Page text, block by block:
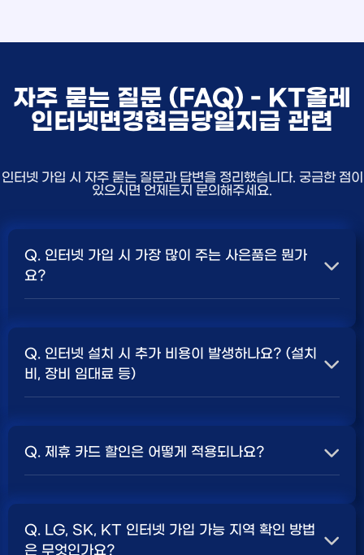
자주 묻는 질문 (FAQ) - KT올레
인터넷변경현금당일지급 관련
인터넷 가입 시 자주 묻는 질문과 답변을 정리했습니다. 궁금한 점이
있으시면 언제든지 문의해주세요.
Q. 인터넷 가입 시 가장 많이 주는 사은품은 뭔가
요?
보통 500Mbps 또는 1Gbps 인터넷을 TV와 결합하여
가입할 때현금 사은품
세요.
Q. 인터넷 설치 시 추가 비용이 발생하나요? (설치
비, 장비 임대료 등)
청구되는 경우가 많습니다. 다만, 인터넷 상품 및 프로모션
책 확인 필수.
Q. 제휴 카드 할인은 어떻게 적용되나요?
에서 일정 금액이 할인됩니다. 할인 금액과 조건은 카드사
Q. LG, SK, KT 인터넷 가입 가능 지역 확인 방법
은 무엇인가요?